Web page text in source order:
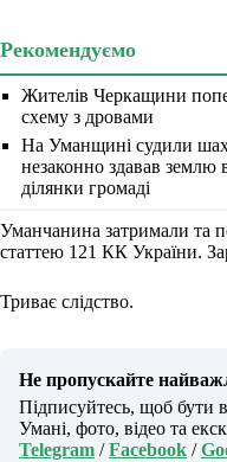
Рекомендуємо
Жителів Черкащини
схему з дровами
На Уманщині судили
незаконно здавав землю
ділянки громаді
Уманчанина затримали та
статтею 121 КК України.
Триває слідство.
Не пропускайте
Підписуйтесь, щоб бути
Умані, фото, відео та
Telegram /Facebook /